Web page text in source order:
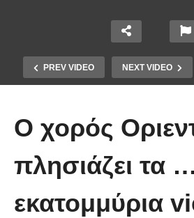
PREV VIDEO NEXT VIDEO
O χορός
πλησιάζει τα
εκατομμύρια